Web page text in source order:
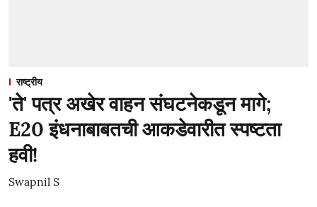
राष्ट्रीय
'ते' पत्र अखेर वाहन संघटनेकडून मागे;
E20 इंधनाबाबतची आकडेवारीत स्पष्टता
हवी!
Swapnil S